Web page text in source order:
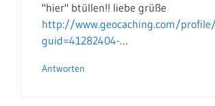
"hier" btüllen!! liebe grüße
http://www.geocaching.com/
guid=41282404-…
Antworten